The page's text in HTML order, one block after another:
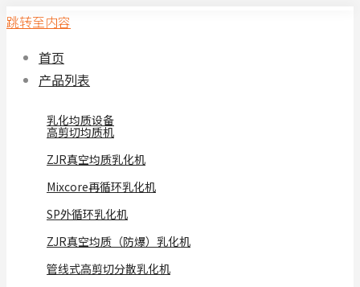
跳转至内容
首页
产品列表
乳化均质设备
高剪切均质机
ZJR真空均质乳化机
Mixcore再循环乳化机
SP外循环乳化机
ZJR真空均质（防爆）乳化机
管线式高剪切分散乳化机